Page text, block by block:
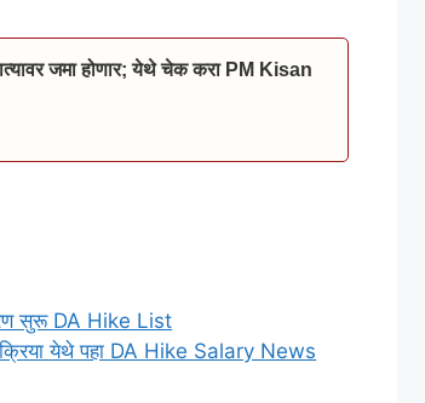
जमा होणार; येथे चेक करा PM Kisan
सुरू DA Hike List
येथे पहा DA Hike Salary News